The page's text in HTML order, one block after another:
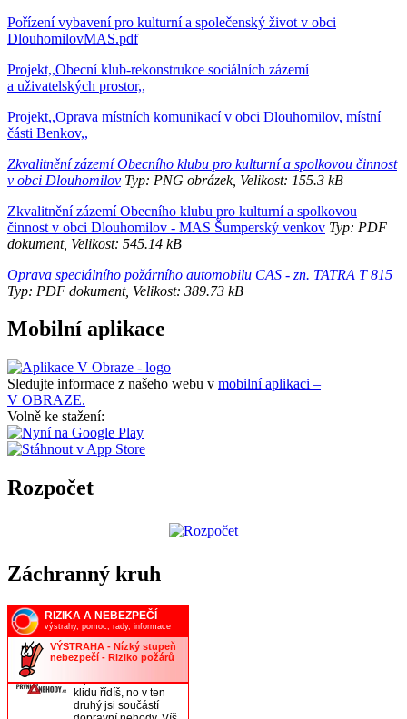
Pořízení vybavení pro kulturní a společenský život v obci
DlouhomilovMAS.pdf
Projekt,,Obecní klub-rekonstrukce sociálních zázemí
a uživatelských prostor,,
Projekt,,Oprava místních komunikací v obci Dlouhomilov, místní
části Benkov,,
Zkvalitnění zázemí Obecního klubu pro kulturní a spolkovou činnost
v obci Dlouhomilov Typ: PNG obrázek, Velikost: 155.3 kB
Zkvalitnění zázemí Obecního klubu pro kulturní a spolkovou
činnost v obci Dlouhomilov - MAS Šumperský venkov Typ: PDF
dokument, Velikost: 545.14 kB
Oprava speciálního požárního automobilu CAS - zn. TATRA T 815
Typ: PDF dokument, Velikost: 389.73 kB
Mobilní aplikace
Sledujte informace z našeho webu v mobilní aplikaci –
V OBRAZE.
Volně ke stažení:
Rozpočet
Záchranný kruh